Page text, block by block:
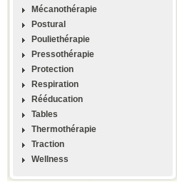
Mécanothérapie
Postural
Pouliethérapie
Pressothérapie
Protection
Respiration
Rééducation
Tables
Thermothérapie
Traction
Wellness